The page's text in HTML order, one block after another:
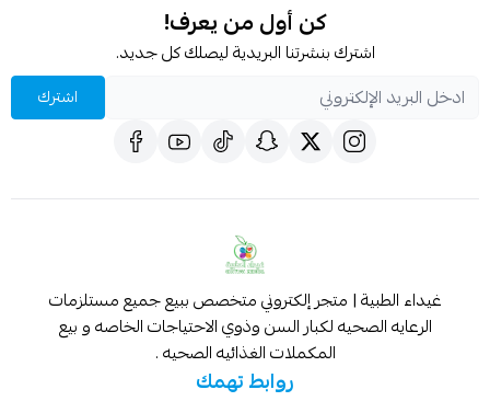
كن أول من يعرف!
اشترك بنشرتنا البريدية ليصلك كل جديد.
اشترك
غيداء الطبية | متجر إلكتروني متخصص ببيع جميع مستلزمات
الرعايه الصحيه لكبار السن وذوي الاحتياجات الخاصه و بيع
المكملات الغذائيه الصحيه .
روابط تهمك